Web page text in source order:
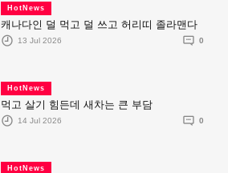
HotNews
캐나다인 덜 먹고 덜 쓰고 허리띠 졸라맨다
13 Jul 2026 0
HotNews
먹고 살기 힘든데 새차는 큰 부담
14 Jul 2026 0
HotNews